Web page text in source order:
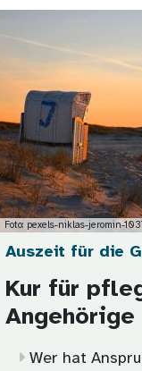
Foto: pexels-niklas-jeromin-
Auszeit für die
Kur für
Angehörige
Wer hat